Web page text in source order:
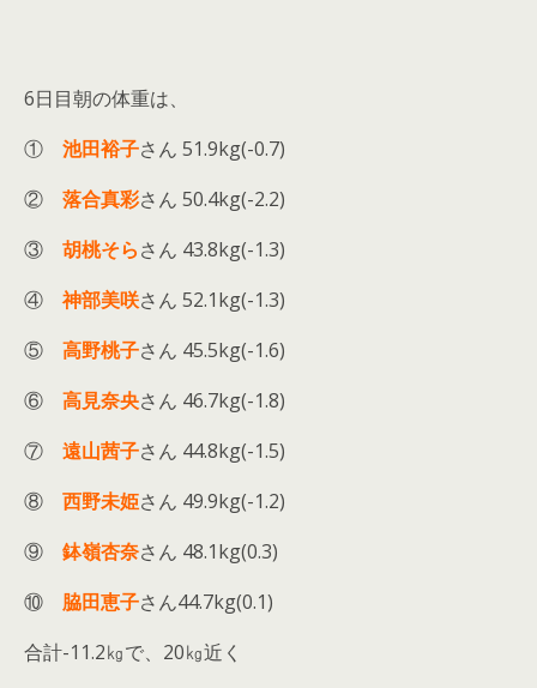
6日目朝の体重は、
① 池田裕子さん 51.9kg(-0.7)
② 落合真彩さん 50.4kg(-2.2)
③ 胡桃そらさん 43.8kg(-1.3)
④ 神部美咲さん 52.1kg(-1.3)
⑤ 高野桃子さん 45.5kg(-1.6)
⑥ 高見奈央さん 46.7kg(-1.8)
⑦ 遠山茜子さん 44.8kg(-1.5)
⑧ 西野未姫さん 49.9kg(-1.2)
⑨ 鉢嶺杏奈さん 48.1kg(0.3)
⑩ 脇田恵子さん44.7kg(0.1)
合計-11.2㎏で、20㎏近く